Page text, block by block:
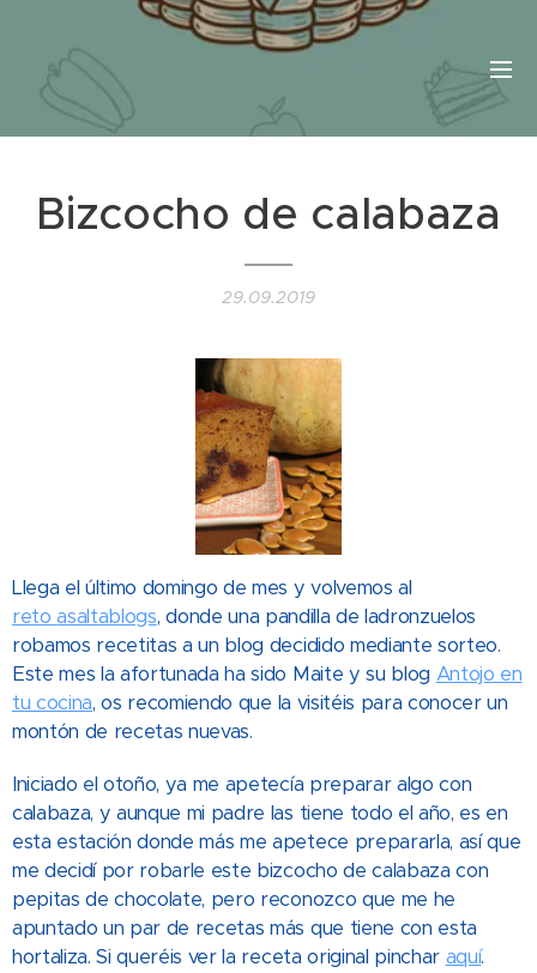
Bizcocho de calabaza
29.09.2019
Llega el último domingo de mes y volvemos al
reto asaltablogs, donde una pandilla de ladronzuelos
robamos recetitas a un blog decidido mediante sorteo.
Este mes la afortunada ha sido Maite y su blog Antojo en
tu cocina, os recomiendo que la visitéis para conocer un
montón de recetas nuevas.
Iniciado el otoño, ya me apetecía preparar algo con
calabaza, y aunque mi padre las tiene todo el año, es en
esta estación donde más me apetece prepararla, así que
me decidí por robarle este bizcocho de calabaza con
pepitas de chocolate, pero reconozco que me he
apuntado un par de recetas más que tiene con esta
hortaliza. Si queréis ver la receta original pinchar aquí.